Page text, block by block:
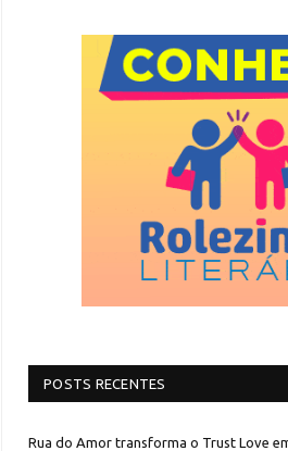
POSTS RECENTES
Rua do Amor transforma o Trust Love